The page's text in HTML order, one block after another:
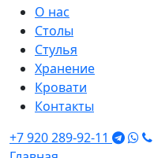
О нас
Столы
Стулья
Хранение
Кровати
Контакты
+7 920 289-92-11